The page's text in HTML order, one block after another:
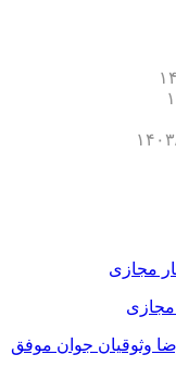
۱۰
مجازی